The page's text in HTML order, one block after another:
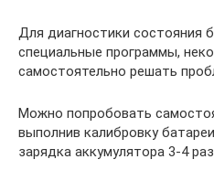
Для диагностики состояния
специальные программы,
самостоятельно решать
Можно попробовать
выполнив калибровку
зарядка аккумулятора 3-4